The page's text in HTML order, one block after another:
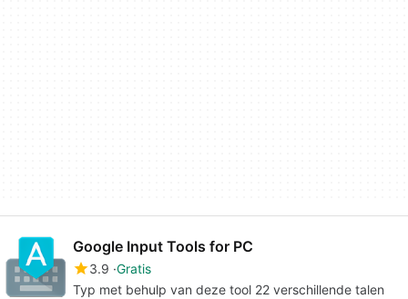
Google Input Tools for PC
3.9 Gratis
Typ met behulp van deze tool 22 verschillende talen